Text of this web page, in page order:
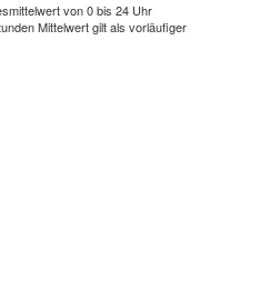
von 0 bis 24 Uhr
Mittelwert gilt als vorläufiger